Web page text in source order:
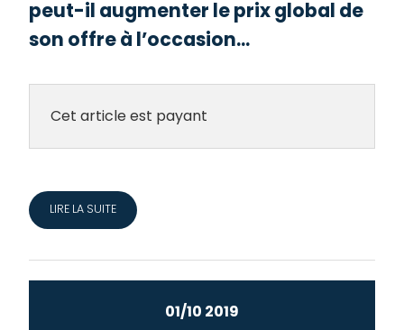
peut-il augmenter le prix global de
son offre à l’occasion...
Cet article est payant
LIRE LA SUITE
01/10 2019